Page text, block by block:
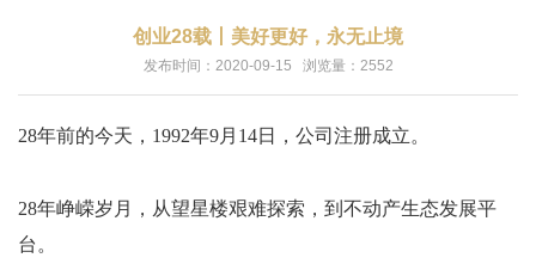
创业28载丨美好更好，永无止境
发布时间：2020-09-15 浏览量：2552
28年前的今天， 1992年9月 14日，公司注册成立。
28年峥嵘岁月，从望星楼艰难探索，到不动产生态发展平
台。